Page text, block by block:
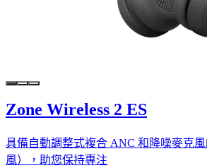
Zone Wireless 2 ES
具備自動調整式複合 ANC 和降噪麥克
風），助您保持專注